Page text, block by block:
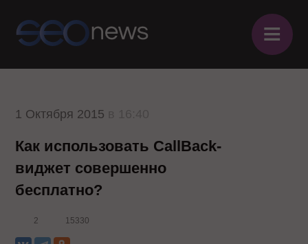
≡
1 Октября 2015
Как использовать CallBack-
виджет совершенно
бесплатно?
2 15330